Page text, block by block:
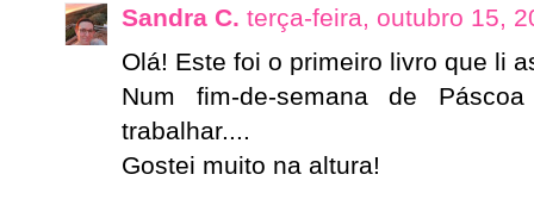
Sandra C. terça-feira, outubro 15,
Olá! Este foi o primeiro livro que li
Num fim-de-semana de
trabalhar....
Gostei muito na altura!